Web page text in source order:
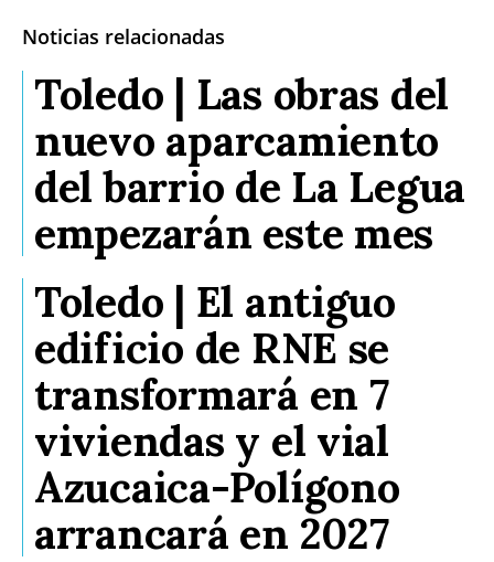
Noticias relacionadas
Toledo | Las obras del
nuevo aparcamiento
del barrio de La Legua
empezarán este mes
Toledo | El antiguo
edificio de RNE se
transformará en 7
viviendas y el vial
Azucaica-Polígono
arrancará en 2027